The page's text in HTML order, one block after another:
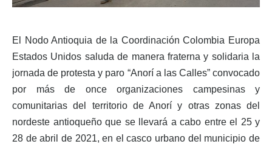
El Nodo Antioquia de la Coordinación Colombia Europa
Estados Unidos saluda de manera fraterna y solidaria la
jornada de protesta y paro “Anorí a las Calles” convocado
por más de once organizaciones campesinas y
comunitarias del territorio de Anorí y otras zonas del
nordeste antioqueño que se llevará a cabo entre el 25 y
28 de abril de 2021, en el casco urbano del municipio de